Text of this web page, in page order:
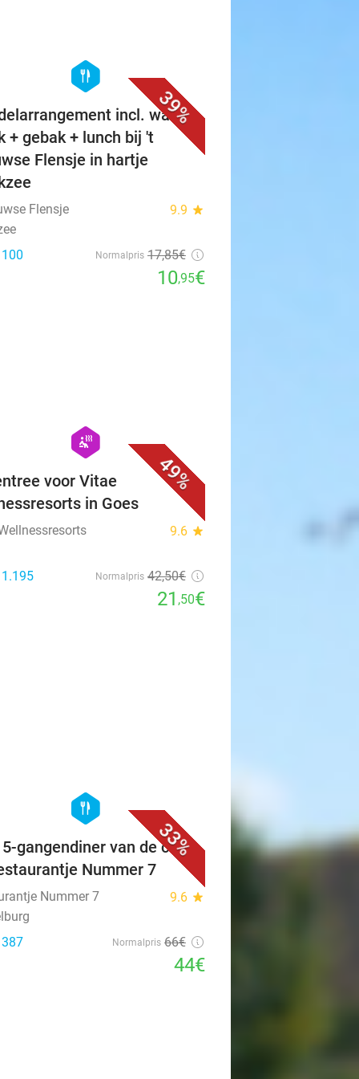
39%
hexagon
food
incl. warme
+ gebak + lunch bij 't
Flensje in hartje
Flensje 9.9 star
Normalpris 17,85€
10,95€
49%
hexagon
wellness
voor Vitae
in Goes
9.6 star
Normalpris 42,50€
21 ,50€
33%
hexagon
food
gangendiner van de chef
Nummer 7
Nummer 7 9.6 star
Normalpris 66€
44€